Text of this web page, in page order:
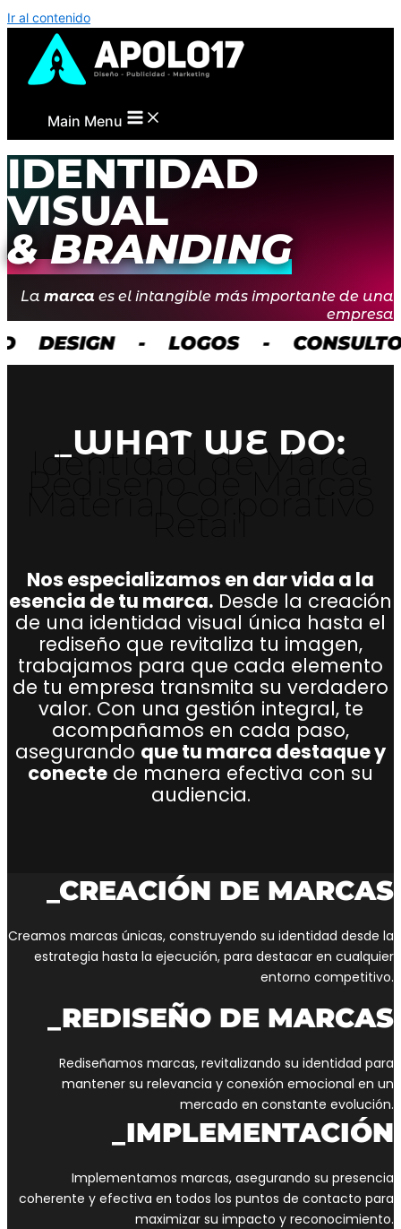
Ir al contenido
Main Menu
IDENTIDAD
VISUAL
& BRANDING
La marca es el intangible más importante de una
empresa
DESIGN - LOGOS -
_WHAT WE DO:
Identidad de Marca
Nos especializamos en dar vida a la
esencia de tu marca. Desde la creación
de una identidad visual única hasta el
rediseño que revitaliza tu imagen,
trabajamos para que cada elemento
de tu empresa transmita su verdadero
valor. Con una gestión integral, te
acompañamos en cada paso,
asegurando que tu marca destaque y
conecte de manera efectiva con su
audiencia.
_CREACIÓN DE MARCAS
Creamos marcas únicas, construyendo su identidad desde la
estrategia hasta la ejecución, para destacar en cualquier
entorno competitivo.
_REDISEÑO DE MARCAS
Rediseñamos marcas, revitalizando su identidad para
mantener su relevancia y conexión emocional en un
mercado en constante evolución.
_IMPLEMENTACIÓN
Implementamos marcas, asegurando su presencia
coherente y efectiva en todos los puntos de contacto para
maximizar su impacto y reconocimiento.